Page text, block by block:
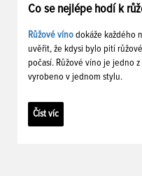
Co se nejlépe hodí k
Růžové víno dokáže každého
uvěřit, že kdysi bylo pití
počasí. Růžové víno je jedno
vyrobeno v jednom stylu.
Číst víc